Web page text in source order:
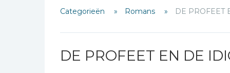
De Bijbel
Bijbelse Dagboeken 2026
Bijbelstudie groepen
Categorieën Romans DE PROFEET
DE PROFEET EN DE